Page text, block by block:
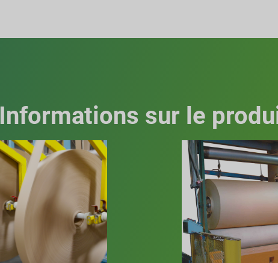
Informations sur le